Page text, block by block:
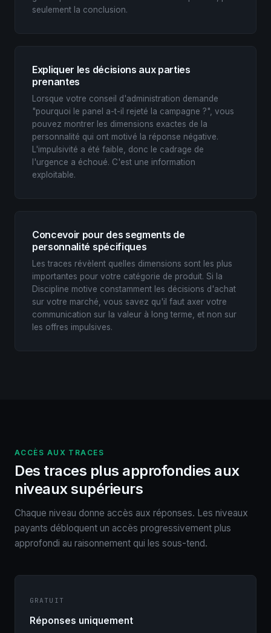
seulement la conclusion.
Expliquer les décisions aux parties
prenantes
Lorsque votre conseil d'administration demande
"pourquoi le panel a-t-il rejeté la campagne ?", vous
pouvez montrer les dimensions exactes de la
personnalité qui ont motivé la réponse négative.
L'impulsivité a été faible, donc le cadrage de
l'urgence a échoué. C'est une information
exploitable.
Concevoir pour des segments de
personnalité spécifiques
Les traces révèlent quelles dimensions sont les plus
importantes pour votre catégorie de produit. Si la
Discipline motive constamment les décisions d'achat
sur votre marché, vous savez qu'il faut axer votre
communication sur la valeur à long terme, et non sur
les offres impulsives.
ACCÈS AUX TRACES
Des traces plus approfondies aux
niveaux supérieurs
Chaque niveau donne accès aux réponses. Les niveaux
payants débloquent un accès progressivement plus
approfondi au raisonnement qui les sous-tend.
GRATUIT
Réponses uniquement